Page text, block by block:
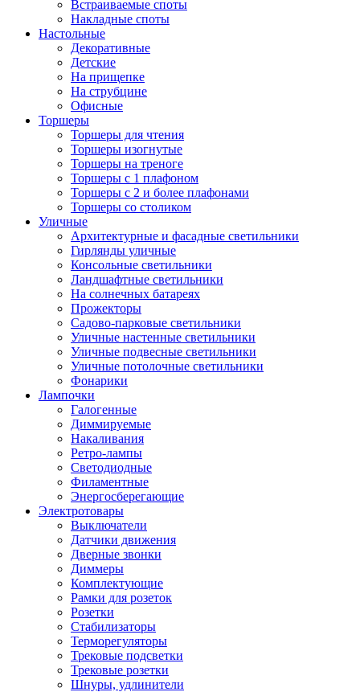
Встраиваемые споты
Накладные споты
Настольные
Декоративные
Детские
На прищепке
На струбцине
Офисные
Торшеры
Торшеры для чтения
Торшеры изогнутые
Торшеры на треноге
Торшеры с 1 плафоном
Торшеры с 2 и более плафонами
Торшеры со столиком
Уличные
Архитектурные и фасадные светильники
Гирлянды уличные
Консольные светильники
Ландшафтные светильники
На солнечных батареях
Прожекторы
Садово-парковые светильники
Уличные настенные светильники
Уличные подвесные светильники
Уличные потолочные светильники
Фонарики
Лампочки
Галогенные
Диммируемые
Накаливания
Ретро-лампы
Светодиодные
Филаментные
Энергосберегающие
Электротовары
Выключатели
Датчики движения
Дверные звонки
Диммеры
Комплектующие
Рамки для розеток
Розетки
Стабилизаторы
Терморегуляторы
Трековые подсветки
Трековые розетки
Шнуры, удлинители